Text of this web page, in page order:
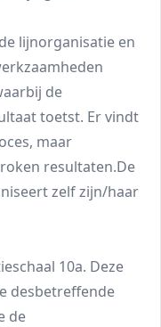
lijnorganisatie en
de
toetst. Er vindt
maar
resultaten.De
zelf zijn/haar
10a. Deze
desbetreffende
de